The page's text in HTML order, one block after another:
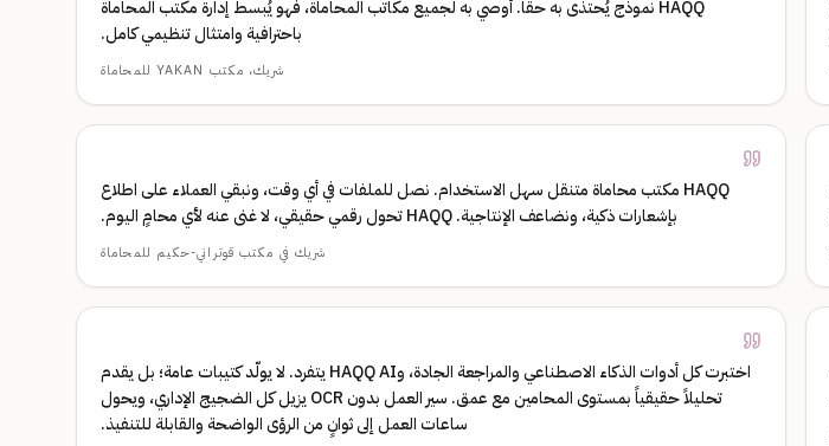
HAQQ نموذج يُحتذى به حقاً. أوصي به لجميع مكاتب المحاماة، فهو يُبسط إدارة مكتب المحاماة
باحترافية وامتثال تنظيمي كامل.
شريك، مكتب YAKAN للمحاماة
HAQQ مكتب محاماة متنقل سهل الاستخدام. نصل للملفات في أي وقت، ونبقي العملاء على اطلاع
بإشعارات ذكية، ونضاعف الإنتاجية. HAQQ تحول رقمي حقيقي، لا غنى عنه لأي محامٍ اليوم.
شريك في مكتب قوتراني-حكيم للمحاماة
اختبرت كل أدوات الذكاء الاصطناعي والمراجعة الجادة، وHAQQ AI يتفرد. لا يولّد كتيبات عامة؛ بل يقدم
تحليلاً حقيقياً بمستوى المحامين مع عمق. سير العمل بدون OCR يزيل كل الضجيج الإداري، ويحول
ساعات العمل إلى ثوانٍ من الرؤى الواضحة والقابلة للتنفيذ.